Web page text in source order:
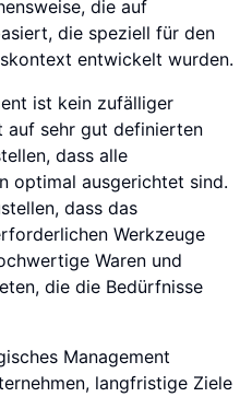
die auf
die speziell für den
entwickelt wurden.
ist kein zufälliger
auf sehr gut definierten
dass alle
optimal ausgerichtet sind.
dass das
Werkzeuge
Waren und
die die Bedürfnisse
Management
langfristige Ziele